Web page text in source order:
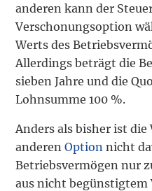
anderen kann der
Verschonungsoption
Werts des
Allerdings beträgt die
sieben Jahre und die
Lohnsumme 100 %.
Anders als bisher ist
anderenOption nicht
Betriebsvermögen nur
aus nicht begünstigtem